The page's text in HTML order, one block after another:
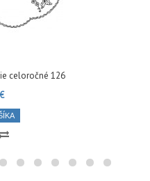
celoročné 126